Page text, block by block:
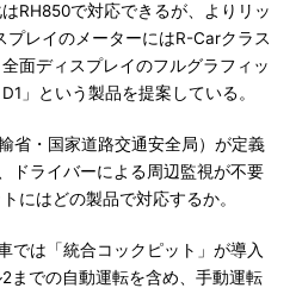
RH850で対応できるが、よりリッ
レイのメーターにはR-Carクラス
面ディスプレイのフルグラフィッ
」という製品を提案している。
省・国家道路交通安全局）が定義
ドライバーによる周辺監視が不要
にはどの製品で対応するか。
は「統合コックピット」が導入
までの自動運転を含め、手動運転